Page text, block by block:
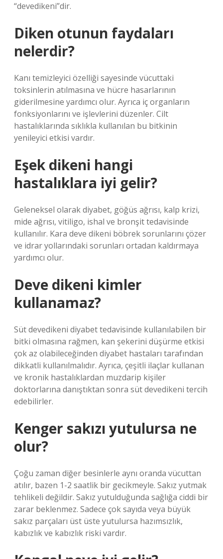
“devedikeni”dir.
Diken otunun faydaları
nelerdir?
Kanı temizleyici özelliği sayesinde vücuttaki
toksinlerin atılmasına ve hücre hasarlarının
giderilmesine yardımcı olur. Ayrıca iç organların
fonksiyonlarını ve işlevlerini düzenler. Cilt
hastalıklarında sıklıkla kullanılan bu bitkinin
yenileyici etkisi vardır.
Eşek dikeni hangi
hastalıklara iyi gelir?
Geleneksel olarak diyabet, göğüs ağrısı, kalp krizi,
mide ağrısı, vitiligo, ishal ve bronşit tedavisinde
kullanılır. Kara deve dikeni böbrek sorunlarını çözer
ve idrar yollarındaki sorunları ortadan kaldırmaya
yardımcı olur.
Deve dikeni kimler
kullanamaz?
Süt devedikeni diyabet tedavisinde kullanılabilen bir
bitki olmasına rağmen, kan şekerini düşürme etkisi
çok az olabileceğinden diyabet hastaları tarafından
dikkatli kullanılmalıdır. Ayrıca, çeşitli ilaçlar kullanan
ve kronik hastalıklardan muzdarip kişiler
doktorlarına danıştıktan sonra süt devedikeni tercih
edebilirler.
Kenger sakızı yutulursa ne
olur?
Çoğu zaman diğer besinlerle aynı oranda vücuttan
atılır, bazen 1-2 saatlik bir gecikmeyle. Sakız yutmak
tehlikeli değildir. Sakız yutulduğunda sağlığa ciddi bir
zarar beklenmez. Sadece çok sayıda veya büyük
sakız parçaları üst üste yutulursa hazımsızlık,
kabızlık ve kabızlık riski vardır.